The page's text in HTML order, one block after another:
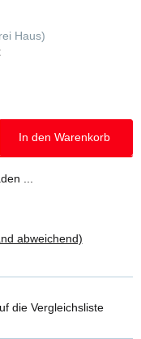
und Spindeln •
mit integrierter
Auf- und Abbau
• Geringes
•
/ 2,45 / 3,0 m) •
DIN EN 1004 •
Haus)
In den Warenkorb
...
abweichend)
die Vergleichsliste